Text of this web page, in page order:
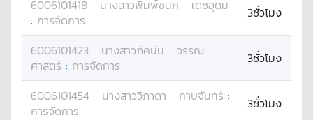
6006101418 นางสาวพิมพ์ชนก
เดชอุดม
: การจัดการ 3ชั่วโมง
6006101423 นางสาวภัคนัน
วรรณ
ศาสตร์ : การจัดการ 3ชั่วโมง
6006101454 นางสาววิภาดา กาบจันทร์ :
การจัดการ
3ชั่วโมง